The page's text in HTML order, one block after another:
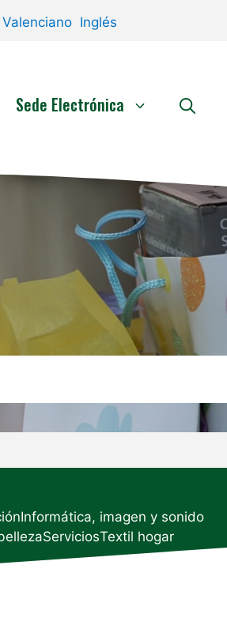
Valenciano Inglés
Sede Electrónica
Informática, imagen y sonido
ServiciosTextil hogar